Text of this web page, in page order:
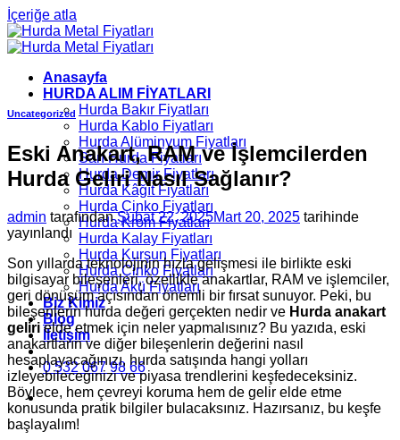
İçeriğe atla
Anasayfa
HURDA ALIM FİYATLARI
Hurda Bakır Fiyatları
Hurda Kablo Fiyatları
Hurda Alüminyum Fiyatları
Sarı Hurda Fiyatları
Hurda Demir Fiyatları
Hurda Kâğıt Fiyatları
Hurda Çinko Fiyatları
Hurda Krom Fiyatları
Hurda Kalay Fiyatları
Hurda Kurşun Fiyatları
Hurda Çinko Fiyatları
Hurda Akü Fiyatları
Biz Kimiz
Blog
İletişim
0 532 067 98 66
Uncategorized
Eski Anakart, RAM ve İşlemcilerden
Hurda Geliri Nasıl Sağlanır?
admin tarafından Şubat 22, 2025Mart 20, 2025 tarihinde
yayınlandı
Son yıllarda teknolojinin hızla gelişmesi ile birlikte eski
bilgisayar bileşenleri, özellikle anakartlar, RAM ve işlemciler,
geri dönüşüm açısından önemli bir fırsat sunuyor. Peki, bu
bileşenlerin hurda değeri gerçekten nedir ve Hurda anakart
gelirielde etmek için neler yapmalısınız? Bu yazıda, eski
anakartların ve diğer bileşenlerin değerini nasıl
hesaplayacağınızı, hurda satışında hangi yolları
izleyebileceğinizi ve piyasa trendlerini keşfedeceksiniz.
Böylece, hem çevreyi koruma hem de gelir elde etme
konusunda pratik bilgiler bulacaksınız. Hazırsanız, bu keşfe
başlayalım!